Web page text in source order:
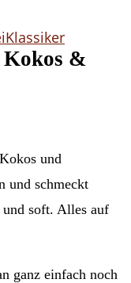
Klassiker
Kokos &
und
und schmeckt
und soft. Alles auf
ganz einfach noch